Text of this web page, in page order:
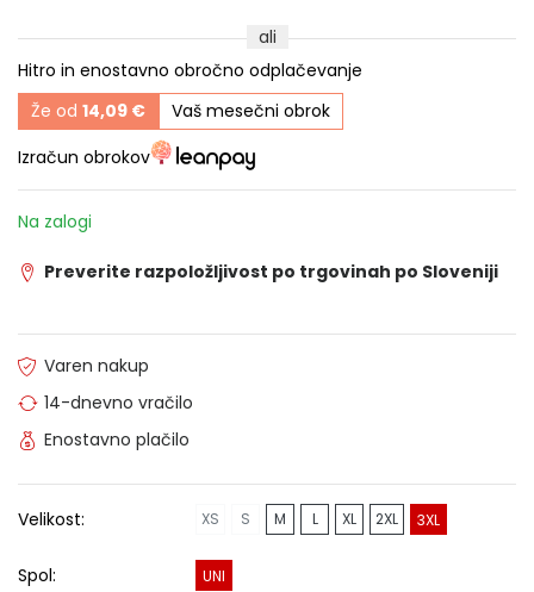
ali
Hitro in enostavno obročno odplačevanje
Že od 14,09 €
Vaš mesečni obrok
Izračun obrokov
Na zalogi
Preverite razpoložljivost po trgovinah po Sloveniji
Varen nakup
14-dnevno vračilo
Enostavno plačilo
Velikost: XS S M L XL 2XL 3XL
Spol: UNI